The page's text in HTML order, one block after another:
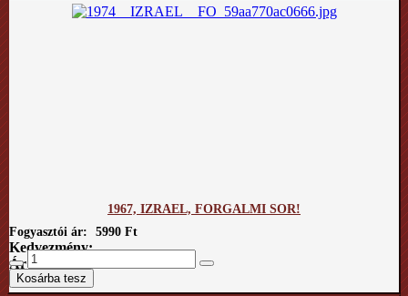
1967, IZRAEL, FORGALMI SOR!
Fogyasztói ár:
5990 Ft
Kedvezmény:
Ár / kg: